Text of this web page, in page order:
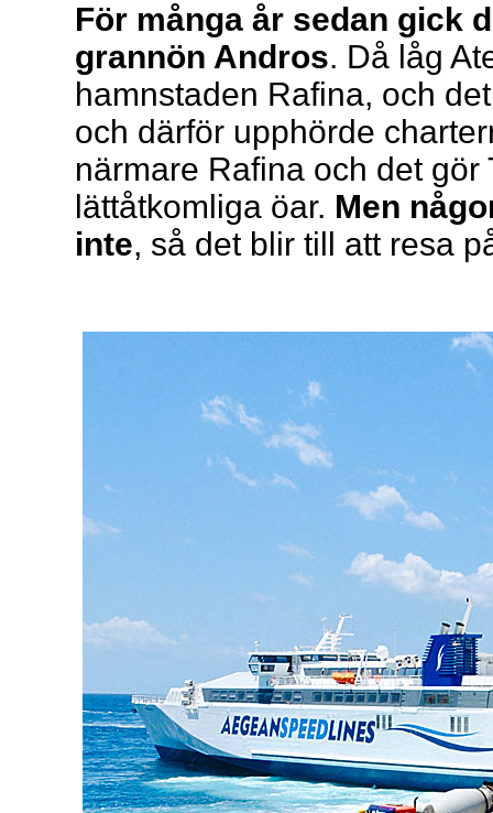
För många år sedan gick
grannön Andros. Då låg
hamnstaden Rafina, och
och därför upphörde
närmare Rafina och det
lättåtkomliga öar. Men
inte, så det blir till att resa